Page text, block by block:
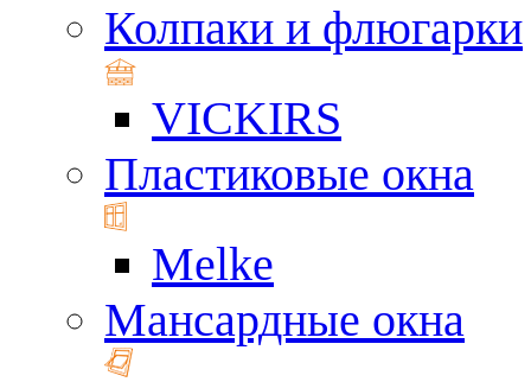
Колпаки и флюгарки
VICKIRS
Пластиковые окна
Melke
Мансардные окна